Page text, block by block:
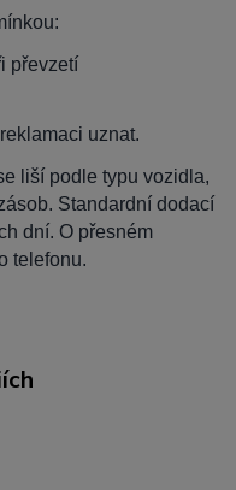
převzetí
uznat.
liší podle typu vozidla,
Standardní dodací
dní. O přesném
telefonu.